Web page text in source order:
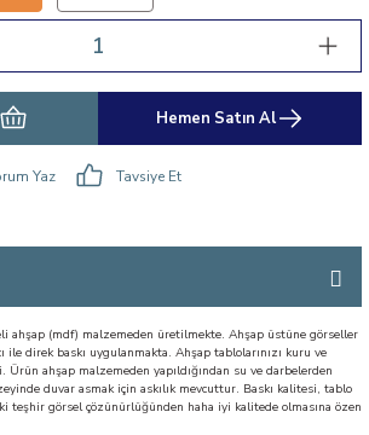
Hemen Satın Al
Yaz Tavsiye Et
ahşap (mdf) malzemeden üretilmekte. Ahşap üstüne görseller
ile direk baskı uygulanmakta. Ahşap tablolarınızı kuru ve
ahşap malzemeden yapıldığından su ve darbelerden
duvar asmak için askılık mevcuttur. Baskı kalitesi, tablo
teşhir görsel çözünürlüğünden haha iyi kalitede olmasına özen